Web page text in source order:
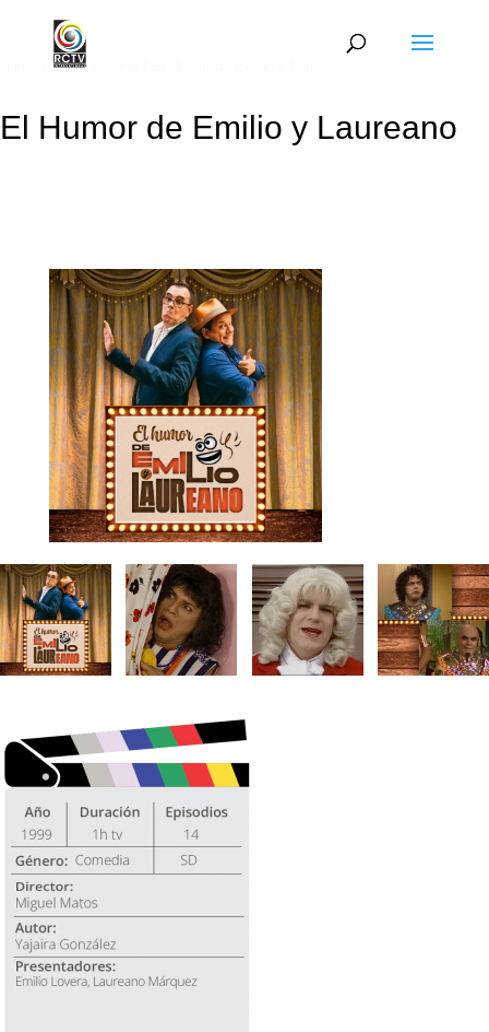
Entertainment
El Humor de Emilio y Laureano